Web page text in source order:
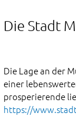
Die Stadt
Die Lage an der
einer
prosperierende
https://